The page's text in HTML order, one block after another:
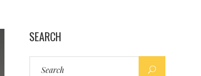
SEARCH